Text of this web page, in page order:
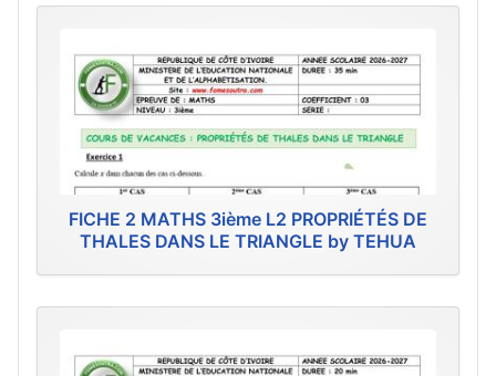
FICHE 2 MATHS 3ième L2 PROPRIÉTÉS DE
THALES DANS LE TRIANGLE by TEHUA